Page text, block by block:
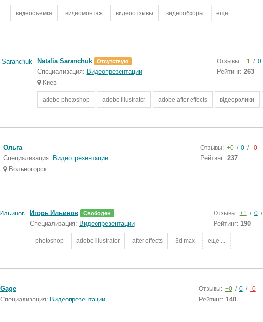
видеосъемка видеомонтаж видеоотзывы видеообзоры еще ...
Natalia Saranchuk Отсутствую
Специализация: Видеопрезентации
Киев
Отзывы: +1 / 0
Рейтинг:263
adobe photoshop adobe illustrator adobe after effects відеоролики
Ольга
Специализация: Видеопрезентации
Вольногорск
Отзывы: +0 / 0 / -0
Рейтинг: 237
Игорь Ильинов Свободен
Специализация: Видеопрезентации
Отзывы: +1 / 0 /
Рейтинг: 190
photoshop adobe illustrator after effects 3d max еще ...
Gage
Специализация: Видеопрезентации
Отзывы: +0 / 0 / -0
Рейтинг: 140